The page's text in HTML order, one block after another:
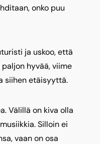
onko puu
ja uskoo, että
hyvää, viime
siihen etäisyyttä.
Välillä on kiva olla
Silloin ei
vaan on osa